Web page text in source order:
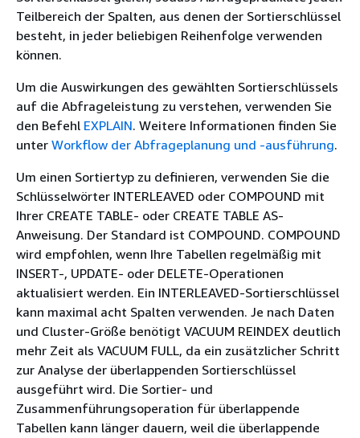
Teilbereich der Spalten, aus denen der Sortierschlüssel
besteht, in jeder beliebigen Reihenfolge verwenden
können.
Um die Auswirkungen des gewählten Sortierschlüssels
auf die Abfrageleistung zu verstehen, verwenden Sie
den Befehl EXPLAIN. Weitere Informationen finden Sie
unter Workflow der Abfrageplanung und -ausführung.
Um einen Sortiertyp zu definieren, verwenden Sie die
Schlüsselwörter INTERLEAVED oder COMPOUND mit
Ihrer CREATE TABLE- oder CREATE TABLE AS-
Anweisung. Der Standard ist COMPOUND. COMPOUND
wird empfohlen, wenn Ihre Tabellen regelmäßig mit
INSERT-, UPDATE- oder DELETE-Operationen
aktualisiert werden. Ein INTERLEAVED-Sortierschlüssel
kann maximal acht Spalten verwenden. Je nach Daten
und Cluster-Größe benötigt VACUUM REINDEX deutlich
mehr Zeit als VACUUM FULL, da ein zusätzlicher Schritt
zur Analyse der überlappenden Sortierschlüssel
ausgeführt wird. Die Sortier- und
Zusammenführungsoperation für überlappende
Tabellen kann länger dauern, weil die überlappende